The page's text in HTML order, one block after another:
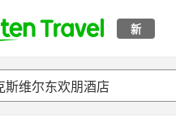
新
住宿套餐评论设施